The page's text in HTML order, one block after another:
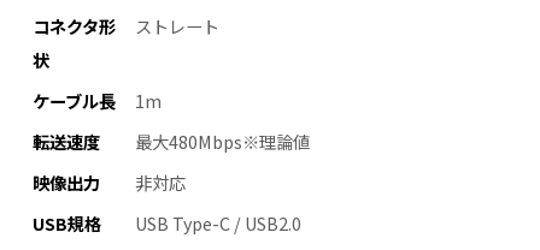
コネクタ形
状
ストレート
ケーブル長
1m
転送速度
最大480Mbps※理論値
映像出力
非対応
USB規格
USB Type-C / USB2.0